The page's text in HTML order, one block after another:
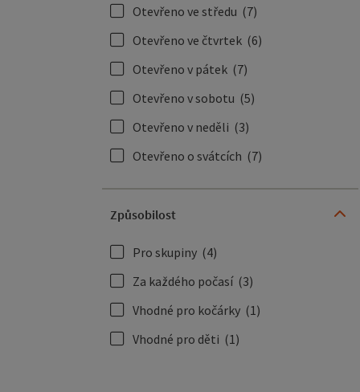
Otevřeno ve středu (7)
Otevřeno ve čtvrtek (6)
Otevřeno v pátek (7)
Otevřeno v sobotu (5)
Otevřeno v neděli (3)
Otevřeno o svátcích (7)
Způsobilost
Pro skupiny (4)
Za každého počasí (3)
Vhodné pro kočárky (1)
Vhodné pro děti (1)